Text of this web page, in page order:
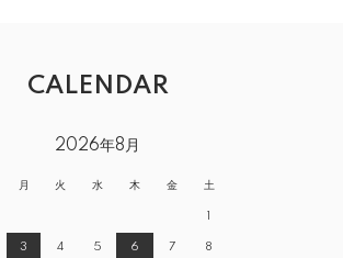
CALENDAR
2026年8月
月 火 水 木 金 土
3 4 5 6 7 8